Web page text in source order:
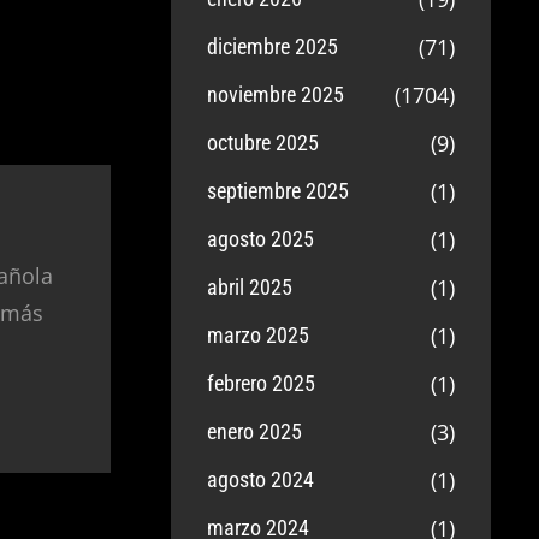
diciembre 2025 (71)
noviembre 2025 (1704)
octubre 2025 (9)
septiembre 2025 (1)
agosto 2025 (1)
abril 2025 (1)
marzo 2025 (1)
febrero 2025 (1)
enero 2025 (3)
agosto 2024 (1)
marzo 2024 (1)